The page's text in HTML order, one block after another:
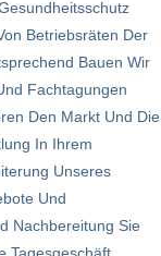
Betriebsräten Der
Bauen Wir
Fachtagungen
Den Markt Und Die
In Ihrem
Unseres
Und
Nachbereitung Sie